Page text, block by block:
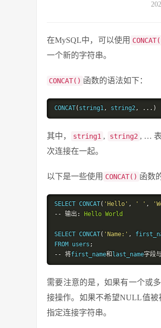
在MySQL中，可以使用
一个新的字符串。
CONCAT() 函数的语法如下：
CONCAT( string1, string2, ...)
其中， string1 , string2 , …
次连接在一起。
以下是一些使用 CONCAT() 函数
SELECT CONCAT( 'Hello' , ' ' ,
-- 输出: Hello World
SELECT CONCAT( 'Name:' ,
FROM users ;
-- 将first_name和 last_name字段
需要注意的是，如果有一个或
接操作。如果不希望NULL值被
指定连接字符串。